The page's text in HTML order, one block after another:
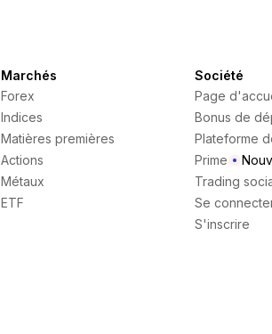
Marchés
Forex
Indices
Matières premières
Actions
Métaux
ETF
Société
Page
Bonus de
Plateforme
Prime
Trading
Se
S'inscrire